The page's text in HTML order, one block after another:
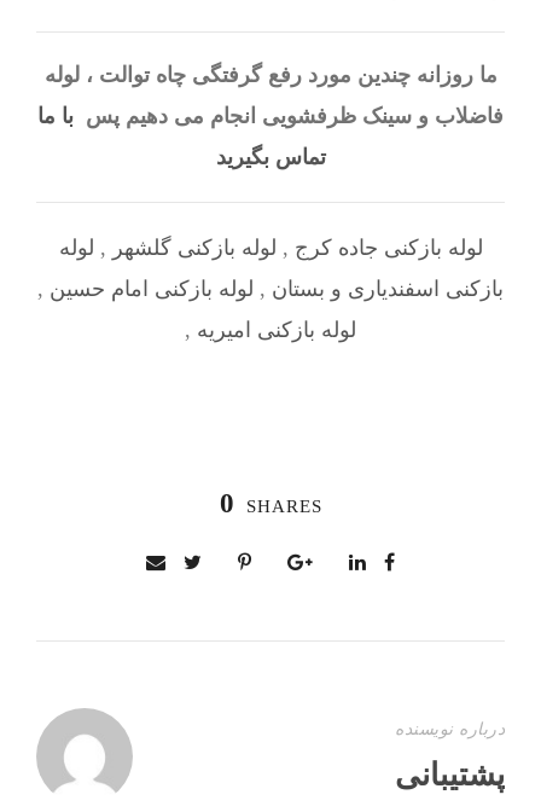
ما روزانه چندین مورد رفع گرفتگی چاه توالت ، لوله
فاضلاب و سینک ظرفشویی انجام می دهیم پس با ما
تماس بگیرید
لوله بازکنی جاده کرج , لوله بازکنی گلشهر , لوله
بازکنی اسفندیاری و بستان , لوله بازکنی امام حسین ,
لوله بازکنی امیریه ,
0 SHARES
درباره نویسنده
پشتیبانی